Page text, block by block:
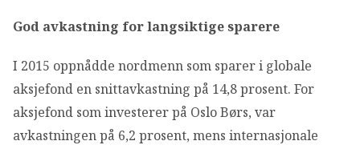
God avkastning for langsiktige sparere
I 2015 oppnådde nordmenn som sparer i globale
aksjefond en snittavkastning på 14,8 prosent. For
aksjefond som investerer på Oslo Børs, var
avkastningen på 6,2 prosent, mens internasjonale